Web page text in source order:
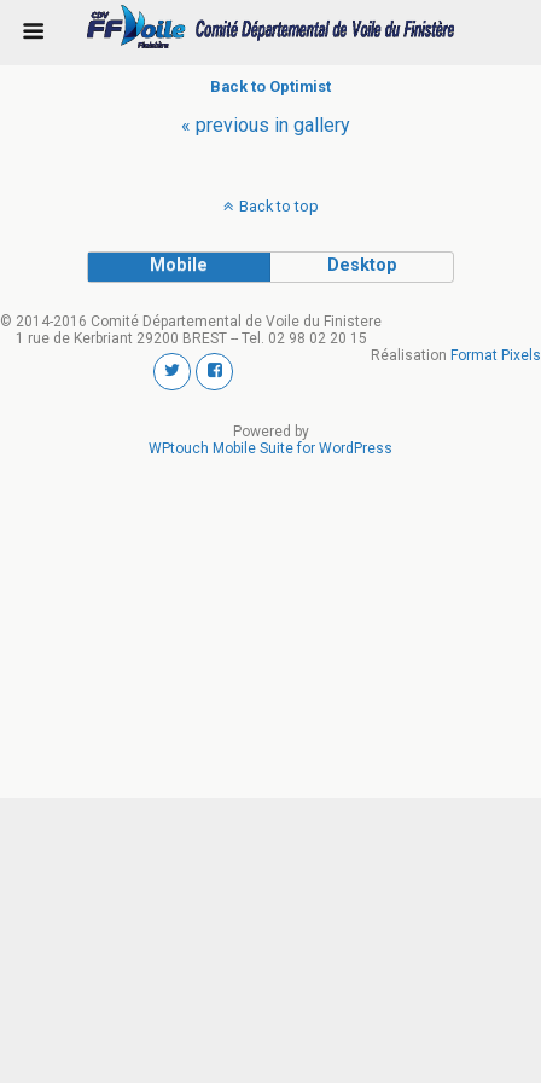
Back to Optimist
« previous in gallery
Back to top
Mobile Desktop
© 2014-2016 Comité Départemental de Voile du Finistere
1 rue de Kerbriant 29200 BREST -- Tel. 02 98 02 20 15
Réalisation Format Pixels
Powered by
WPtouch Mobile Suite for WordPress